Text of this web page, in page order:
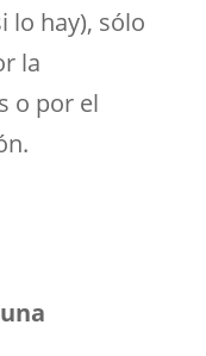
lo hay), sólo
la
o por el